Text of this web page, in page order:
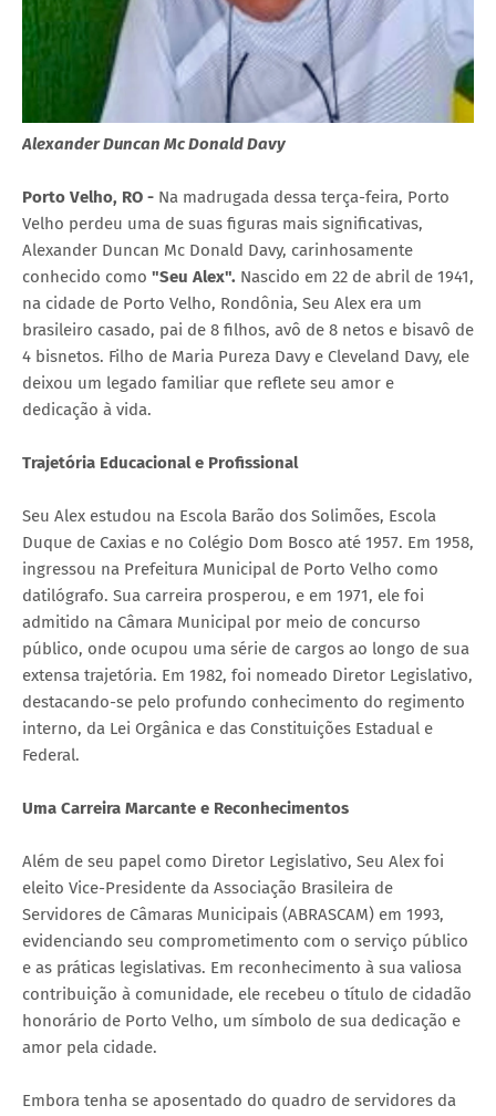
Alexander Duncan Mc Donald Davy
Porto Velho, RO - Na madrugada dessa terça-feira, Porto
Velho perdeu uma de suas figuras mais significativas,
Alexander Duncan Mc Donald Davy, carinhosamente
conhecido como "Seu Alex". Nascido em 22 de abril de 1941,
na cidade de Porto Velho, Rondônia, Seu Alex era um
brasileiro casado, pai de 8 filhos, avô de 8 netos e bisavô de
4 bisnetos. Filho de Maria Pureza Davy e Cleveland Davy, ele
deixou um legado familiar que reflete seu amor e
dedicação à vida.
Trajetória Educacional e Profissional
Seu Alex estudou na Escola Barão dos Solimões, Escola
Duque de Caxias e no Colégio Dom Bosco até 1957. Em 1958,
ingressou na Prefeitura Municipal de Porto Velho como
datilógrafo. Sua carreira prosperou, e em 1971, ele foi
admitido na Câmara Municipal por meio de concurso
público, onde ocupou uma série de cargos ao longo de sua
extensa trajetória. Em 1982, foi nomeado Diretor Legislativo,
destacando-se pelo profundo conhecimento do regimento
interno, da Lei Orgânica e das Constituições Estadual e
Federal.
Uma Carreira Marcante e Reconhecimentos
Além de seu papel como Diretor Legislativo, Seu Alex foi
eleito Vice-Presidente da Associação Brasileira de
Servidores de Câmaras Municipais (ABRASCAM) em 1993,
evidenciando seu comprometimento com o serviço público
e as práticas legislativas. Em reconhecimento à sua valiosa
contribuição à comunidade, ele recebeu o título de cidadão
honorário de Porto Velho, um símbolo de sua dedicação e
amor pela cidade.
Embora tenha se aposentado do quadro de servidores da